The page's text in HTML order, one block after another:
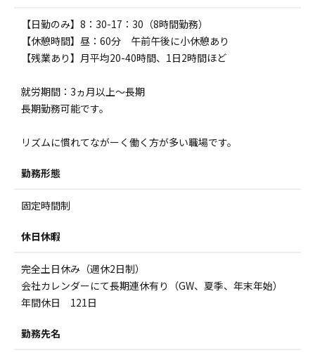
【日勤のみ】8：30-17：30（8時間勤務）
【休憩時間】昼：60分 午前午後に小休憩あり
【残業あり】月平均20-40時間、1日2時間ほど
就労期間：3ヵ月以上～長期
長期勤務可能です。
リズムに慣れてながーく働く方が多い職場です。
勤務形態
固定時間制
休日休暇
完全土日休み（週休2日制）
会社カレンダーにて長期連休有り（GW、夏季、年末年始）
年間休日 121日
勤務先名